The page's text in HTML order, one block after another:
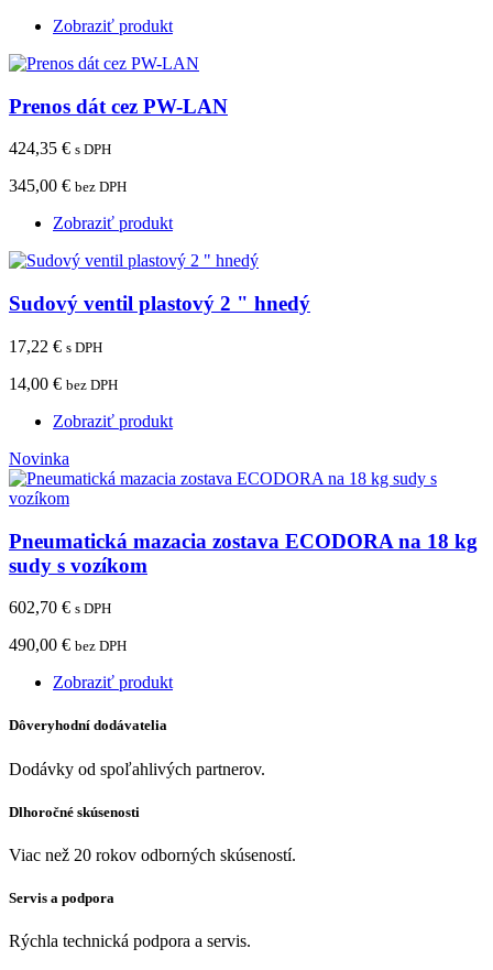
Zobraziť produkt
Prenos dát cez PW-LAN
424,35 € s DPH
345,00 € bez DPH
Zobraziť produkt
Sudový ventil plastový 2 " hnedý
17,22 € s DPH
14,00 € bez DPH
Zobraziť produkt
Novinka
Pneumatická mazacia zostava ECODORA na 18 kg
sudy s vozíkom
602,70 € s DPH
490,00 € bez DPH
Zobraziť produkt
Dôveryhodní dodávatelia
Dodávky od spoľahlivých partnerov.
Dlhoročné skúsenosti
Viac než 20 rokov odborných skúseností.
Servis a podpora
Rýchla technická podpora a servis.